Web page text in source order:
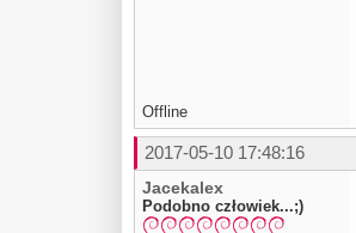
Offline
2017-05-10 17:48:16
Jacekalex
Podobno człowiek...;)